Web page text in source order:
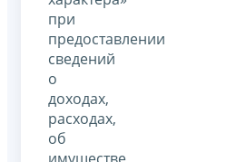
при
предоставлении
сведений
о
доходах,
расходах,
об
имуществе